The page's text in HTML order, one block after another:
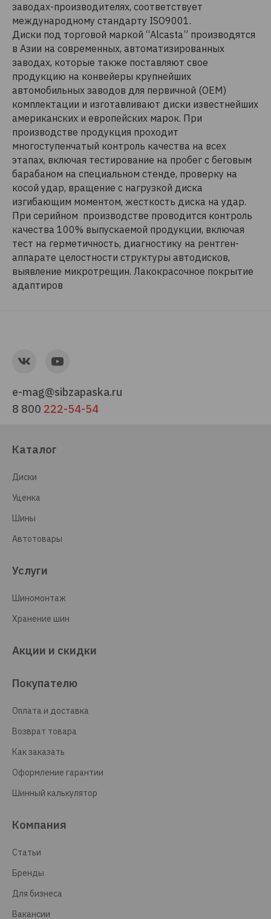
заводах-производителях, соответствует
международному стандарту ISO9001.
Диски под торговой маркой “Alcasta” производятся
в Азии на современных, автоматизированных
заводах, которые также поставляют свое
продукцию на конвейеры крупнейших
автомобильных заводов для первичной (OEM)
комплектации и изготавливают диски известнейших
американских и европейских марок. При
производстве продукция проходит
многоступенчатый контроль качества на всех
этапах, включая тестирование на пробег с беговым
барабаном на специальном стенде, проверку на
косой удар, вращение с нагрузкой диска
изгибающим моментом, жесткость диска на удар.
При серийном производстве проводится контроль
качества 100% выпускаемой продукции, включая
тест на герметичность, диагностику на рентген-
аппарате целостности структуры автодисков,
выявление микротрещин. Лакокрасочное покрытие
адаптиров
e-mag@sibzapaska.ru
8 800 222-54-54
Каталог
Диски
Уценка
Шины
Автотовары
Услуги
Шиномонтаж
Хранение шин
Акции и скидки
Покупателю
Оплата и доставка
Возврат товара
Как заказать
Оформление гарантии
Шинный калькулятор
Компания
Статьи
Бренды
Для бизнеса
Вакансии